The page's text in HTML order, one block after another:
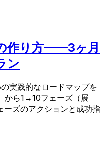
作り方——3ヶ月
ン
実践的なロードマップを
から1→10フェーズ（展
ーズのアクションと成功指